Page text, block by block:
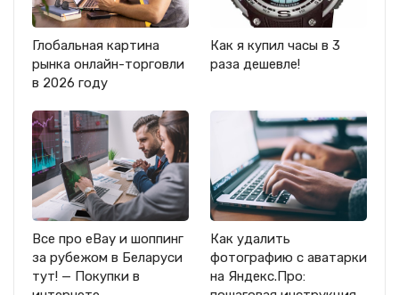
Глобальная картина
рынка онлайн-торговли
в 2026 году
Как я купил часы в 3
раза дешевле!
Все про eBay и шоппинг
за рубежом в Беларуси
тут! — Покупки в
Как удалить
фотографию с аватарки
на Яндекс.Про: